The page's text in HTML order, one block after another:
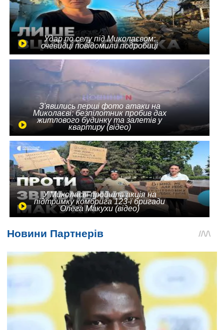
Удар по селу під Миколаєвом:
очевидці повідомили подробиці
З'явились перші фото атаки на
Миколаєві: безпілотник пробив дах
житлового будинку та залетів у
квартиру (відео)
У Миколаєві пройшла акція на
підтримку комбрига 123-ї бригади
Олега Макухи (відео)